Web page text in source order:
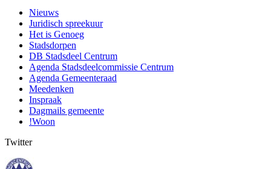
Nieuws
Juridisch spreekuur
Het is Genoeg
Stadsdorpen
DB Stadsdeel Centrum
Agenda Stadsdeelcommissie Centrum
Agenda Gemeenteraad
Meedenken
Inspraak
Dagmails gemeente
!Woon
Twitter